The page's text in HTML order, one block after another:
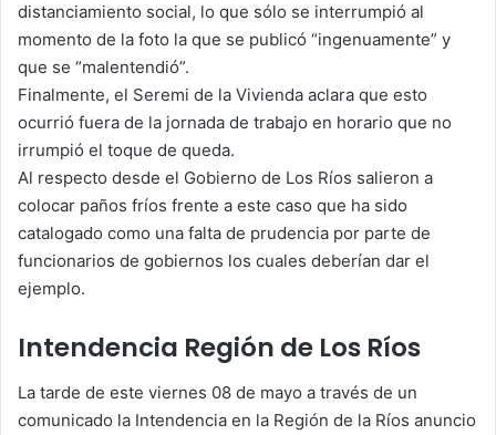
distanciamiento social, lo que sólo se interrumpió al
momento de la foto la que se publicó “ingenuamente” y
que se “malentendió”.
Finalmente, el Seremi de la Vivienda aclara que esto
ocurrió fuera de la jornada de trabajo en horario que no
irrumpió el toque de queda.
Al respecto desde el Gobierno de Los Ríos salieron a
colocar paños fríos frente a este caso que ha sido
catalogado como una falta de prudencia por parte de
funcionarios de gobiernos los cuales deberían dar el
ejemplo.
Intendencia Región de Los Ríos
La tarde de este viernes 08 de mayo a través de un
comunicado la Intendencia en la Región de la Ríos anuncio